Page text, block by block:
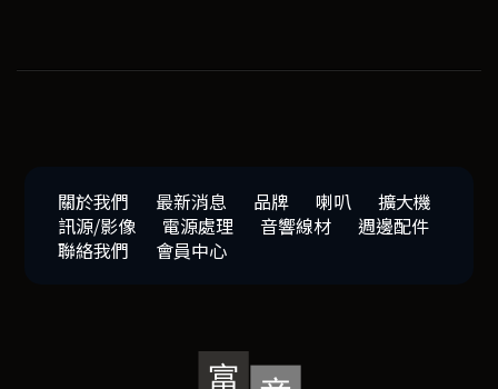
關於我們 最新消息 品牌 喇叭
擴大機
訊源/影像
電源處理 音響線材
週邊配件
聯絡我們
會員中心